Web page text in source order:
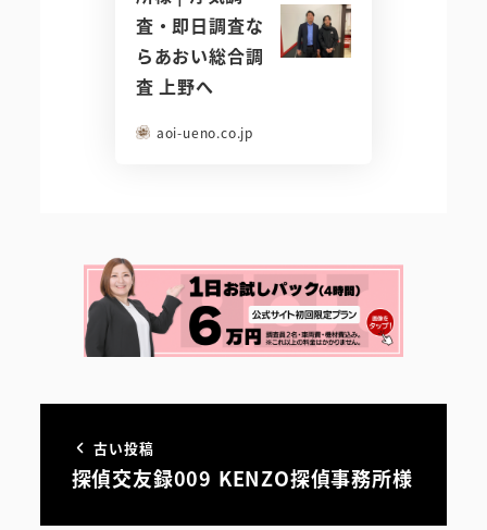
査・即日調査な
らあおい総合調
査 上野へ
aoi-ueno.co.jp
古い投稿
探偵交友録009 KENZO探偵事務所様